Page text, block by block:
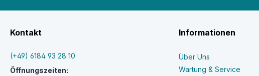
Kontakt
(+49) 6184 93 28 10
Öffnungszeiten:
Informationen
Über Uns
Wartung & Service